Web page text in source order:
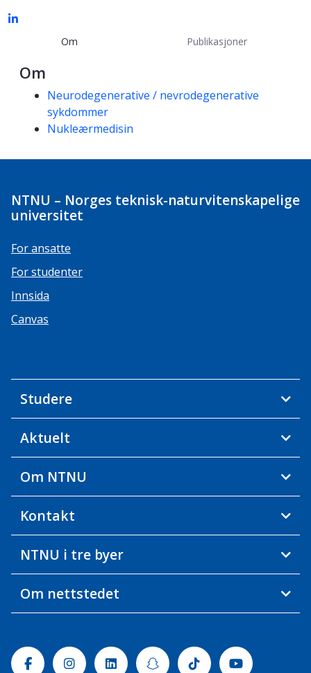
Om Publikasjoner
Om
Kompetanseord
Neurodegenerative / nevrodegenerative
sykdommer
Nukleærmedisin
NTNU – Norges teknisk-naturvitenskapelige
universitet
For ansatte
For studenter
Innsida
Canvas
Studere
Aktuelt
Om NTNU
Kontakt
NTNU i tre byer
Om nettstedet
FacebookInstagramLinkedinSnapchatTiktok Youtube